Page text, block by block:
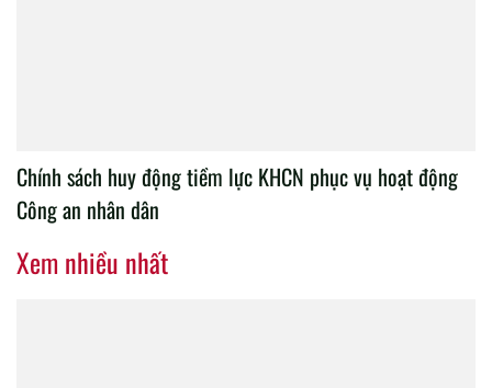
Chính sách huy động tiềm lực KHCN phục vụ hoạt động
Công an nhân dân
Xem nhiều nhất